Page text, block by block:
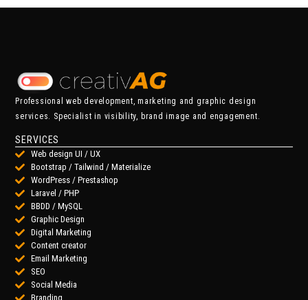
Professional web development, marketing and graphic design
services. Specialist in visibility, brand image and engagement.
SERVICES
Web design UI / UX
Bootstrap / Tailwind / Materialize
WordPress / Prestashop
Laravel / PHP
BBDD / MySQL
Graphic Design
Digital Marketing
Content creator
Email Marketing
SEO
Social Media
Branding